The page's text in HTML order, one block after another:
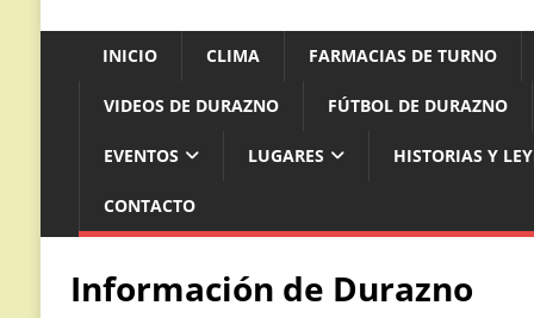
INICIO CLIMA FARMACIAS DE TURNO
VIDEOS DE DURAZNO FÚTBOL DE DURAZNO
EVENTOS LUGARES HISTORIAS Y
CONTACTO
Información de Durazno